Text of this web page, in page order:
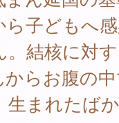
ら子どもへ
結核に対
からお腹の
生まれたば